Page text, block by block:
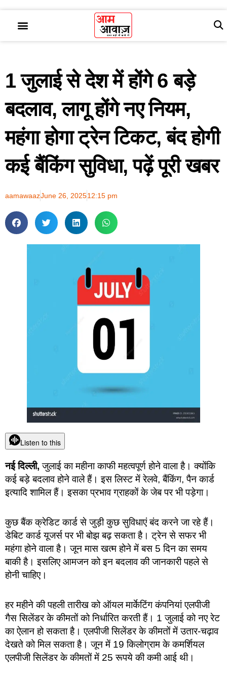
1 जुलाई से देश में होंगे 6 बड़े
बदलाव, लागू होंगे नए नियम,
महंगा होगा ट्रेन टिकट, बंद होगी
कई बैंकिंग सुविधा, पढ़ें पूरी खबर
aamawaazJune 26, 202512:15 pm
Listen to this
नई दिल्ली, जुलाई का महीना काफी महत्वपूर्ण होने वाला है। क्योंकि
कई बड़े बदलाव होने वाले हैं। इस लिस्ट में रेलवे, बैंकिंग, पैन कार्ड
इत्यादि शामिल हैं। इसका प्रभाव ग्राहकों के जेब पर भी पड़ेगा।
कुछ बैंक क्रेडिट कार्ड से जुड़ी कुछ सुविधाएं बंद करने जा रहे हैं।
डेबिट कार्ड यूजर्स पर भी बोझ बढ़ सकता है। ट्रेन से सफर भी
महंगा होने वाला है। जून मास खत्म होने में बस 5 दिन का समय
बाकी है। इसलिए आमजन को इन बदलाव की जानकारी पहले से
होनी चाहिए।
हर महीने की पहली तारीख को ऑयल मार्केटिंग कंपनियां एलपीजी
गैस सिलेंडर के कीमतों को निर्धारित करती हैं। 1 जुलाई को नए रेट
का ऐलान हो सकता है। एलपीजी सिलेंडर के कीमतों में उतार-चढ़ाव
देखते को मिल सकता है। जून में 19 किलोग्राम के कमर्शियल
एलपीजी सिलेंडर के कीमतों में 25 रूपये की कमी आई थी।